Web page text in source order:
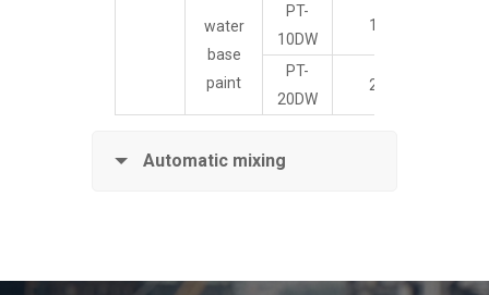
water
base
paint
PT-
10DW
10
PT-
20DW
20
Automatic mixing